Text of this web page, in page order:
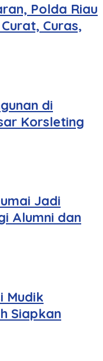
Polda Riau
Curas,
di
Korsleting
Jadi
Alumni dan
Mudik
Siapkan